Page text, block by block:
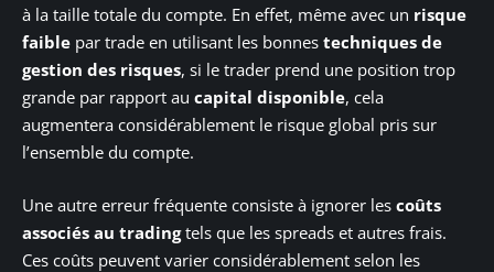
à la taille totale du compte. En effet, même avec un risque
faible par trade en utilisant les bonnes techniques de
gestion des risques, si le trader prend une position trop
grande par rapport au capital disponible, cela
augmentera considérablement le risque global pris sur
l’ensemble du compte.
Une autre erreur fréquente consiste à ignorer les coûts
associés au tradingtels que les spreads et autres frais.
Ces coûts peuvent varier considérablement selon les